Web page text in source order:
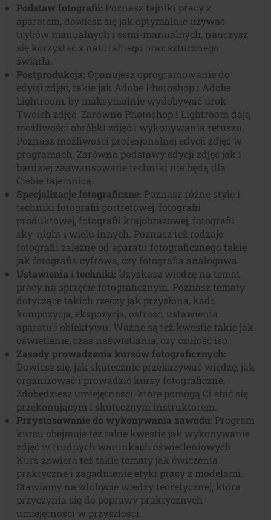
Podstaw fotografii: Poznasz tajniki pracy z
aparatem, dowiesz się jak optymalnie używać
trybów manualnych i semi-manualnych, nauczysz
się korzystać z naturalnego oraz sztucznego
światła.
Postprodukcja: Opanujesz oprogramowanie do
edycji zdjęć, takie jak Adobe Photoshop i Adobe
Lightroom, by maksymalnie wydobywać urok
Twoich zdjęć. Zarówno Photoshop i Lightroom dają
możliwości obróbki zdjęć i wykonywania retuszu.
Poznasz możliwości profesjonalnej edycji zdjęć w
programach. Zarówno podstawy edycji zdjęć jak i
bardziej zaawansowane techniki nie będą dla
Ciebie tajemnicą.
Specjalizacje fotograficzne: Poznasz różne style i
techniki fotografii portretowej, fotografii
produktowej, fotografii krajobrazowej, fotografii
sky-night i wielu innych. Poznasz też rodzaje
fotografii zależne od aparatu fotograficznego takie
jak fotografia cyfrowa, czy fotografia analogowa.
Ustawienia i techniki: Uzyskasz wiedzę na temat
pracy na sprzęcie fotograficznym. Poznasz tematy
dotyczące takich rzeczy jak przysłona, kadr,
kompozycja, ekspozycja, ostrość, ustawienia
aparatu i obiektywu. Ważne są też kwestie takie jak
oświetlenie, czas naświetlania, czy czułość iso.
Zasady prowadzenia kursów fotograficznych:
Dowiesz się, jak skutecznie przekazywać wiedzę, jak
organizować i prowadzić kursy fotograficzne.
Zdobędziesz umiejętności, które pomogą Ci stać się
przekonującym i skutecznym instruktorem.
Przystosowanie do wykonywania zawodu: Program
kursu obejmuje też takie kwestie jak wykonywanie
zdjęć w trudnych warunkach oświetleniowych.
Kurs zawiera też takie tematy jak ćwiczenia
praktyczne i zagadnienie etyki pracy z modelami.
Stawiamy na zdobycie wiedzy teoretycznej, która
przyczynia się do poprawy praktycznych
umiejętności w przyszłości.